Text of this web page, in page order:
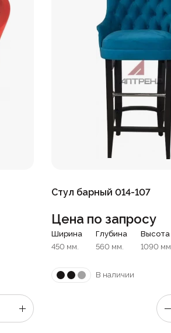
Стул барный 014-107
Цена по запросу
Ширина
450 мм.
Глубина
560 мм.
Высота
1090 мм.
В наличии